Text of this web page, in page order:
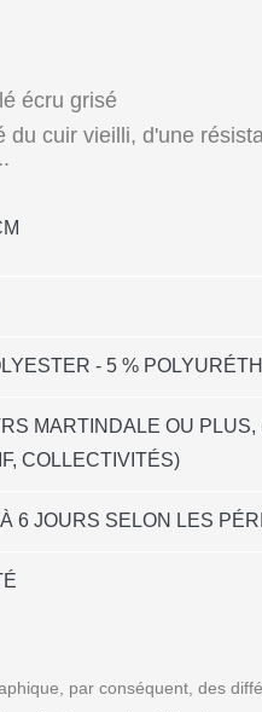
écru grisé
cuir vieilli, d'une
- 5 %
MARTINDALE OU
COLLECTIVITÉS)
6 JOURS SELON LES
par conséquent, des